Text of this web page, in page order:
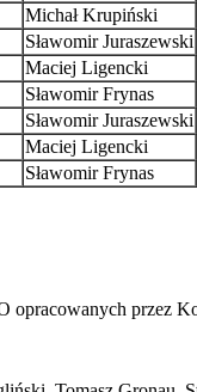
Michał Krupiński
Sławomir Juraszewski
Maciej Ligencki
Sławomir Frynas
Sławomir Juraszewski
Maciej Ligencki
Sławomir Frynas
opracowanych przez